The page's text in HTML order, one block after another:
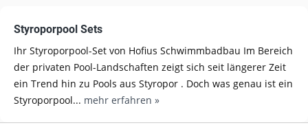
Styroporpool Sets
Ihr Styroporpool-Set von Hofius Schwimmbadbau Im Bereich
der privaten Pool-Landschaften zeigt sich seit längerer Zeit
ein Trend hin zu Pools aus Styropor . Doch was genau ist ein
Styroporpool... mehr erfahren »